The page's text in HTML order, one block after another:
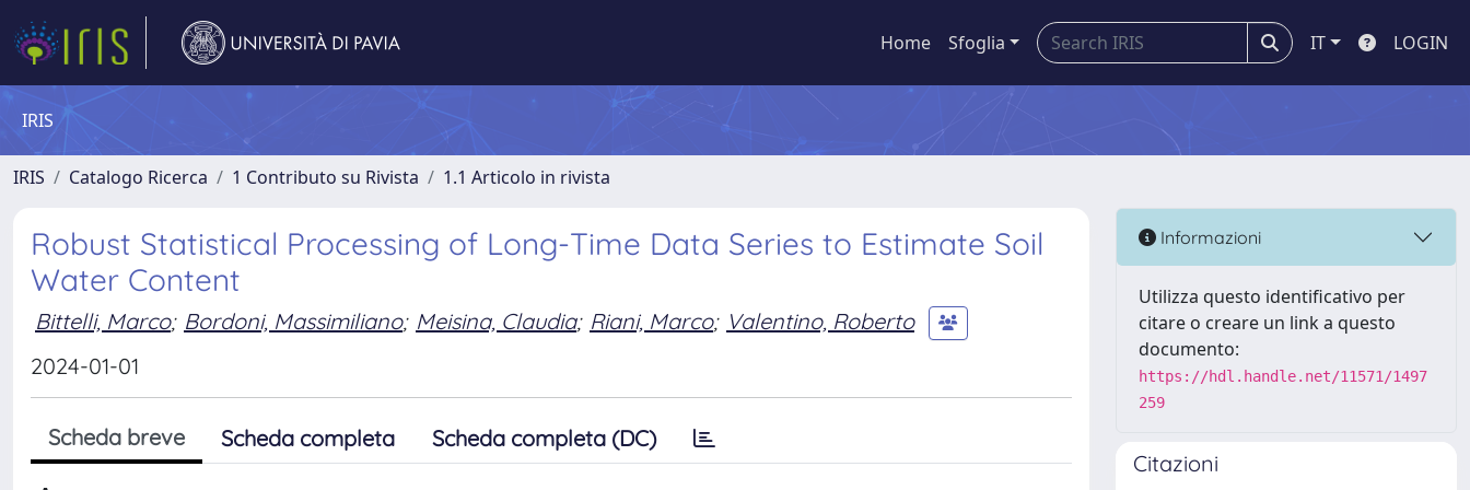
Home Sfoglia IT LOGIN
IRIS
IRIS Catalogo Ricerca 1 Contributo su Rivista 1.1 Articolo in rivista
Robust Statistical Processing of Long-Time Data Series to Estimate Soil
Water Content
Bittelli, Marco; Bordoni, Massimiliano; Meisina, Claudia; Riani, Marco; Valentino, Roberto
2024-01-01
Scheda breve Scheda completa Scheda completa (DC)
Informazioni
Utilizza questo identificativo per
citare o creare un link a questo
documento:
https://hdl.handle.net/11571/1497
259
Citazioni